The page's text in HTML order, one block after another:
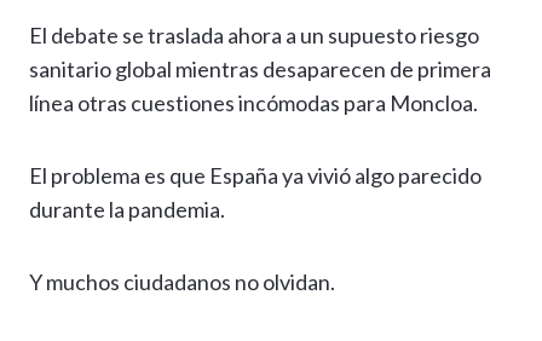
El debate se traslada ahora a un supuesto riesgo
sanitario global mientras desaparecen de primera
línea otras cuestiones incómodas para Moncloa.
El problema es que España ya vivió algo parecido
durante la pandemia.
Y muchos ciudadanos no olvidan.